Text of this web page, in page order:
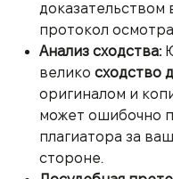
доказательством
протокол осмотра
Анализ сходства:
велико сходство
оригиналом и
может ошибочно
плагиатора за
стороне.